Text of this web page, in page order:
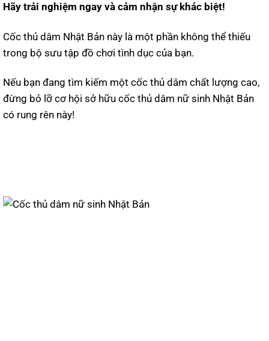
Hãy trải nghiệm ngay và cảm nhận sự khác biệt!
Cốc thủ dâm Nhật Bản này là một phần không thể thiếu
trong bộ sưu tập đồ chơi tình dục của bạn.
Nếu bạn đang tìm kiếm một cốc thủ dâm chất lượng cao,
đừng bỏ lỡ cơ hội sở hữu cốc thủ dâm nữ sinh Nhật Bản
có rung rên này!